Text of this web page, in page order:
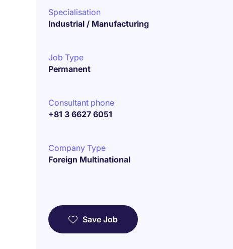
Specialisation
Industrial / Manufacturing
Job Type
Permanent
Consultant phone
+81 3 6627 6051
Company Type
Foreign Multinational
Save Job